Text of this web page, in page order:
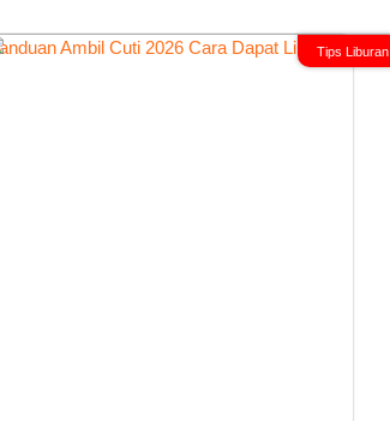
Tips Liburan